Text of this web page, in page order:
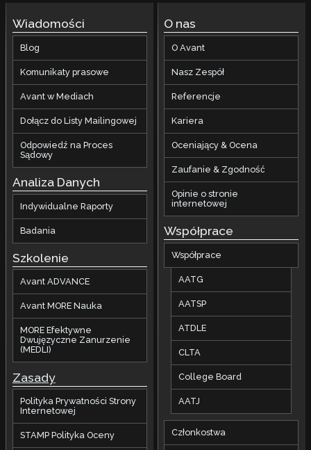
Wiadomości
Blog
Komunikaty prasowe
Avant w Mediach
Dołącz do Listy Mailingowej
Odpowiedź na Proces
Sądowy
Analiza Danych
Indywidualne Raporty
Badania
Szkolenie
Avant ADVANCE
Avant MORE Nauka
MORE Efektywne
Dwujęzyczne Zanurzenie
(MEDLI)
Zasady
Polityka Prywatności Strony
Internetowej
STAMP Polityka Oceny
O nas
O Avant
Nasz Zespół
Referencje
Kariera
Oceniający & Ocena
Zaufanie & Zgodność
Opinie o stronie
internetowej
Współprace
Współprace
AATG
AATSP
ATDLE
CLTA
College Board
AATJ
Członkostwa